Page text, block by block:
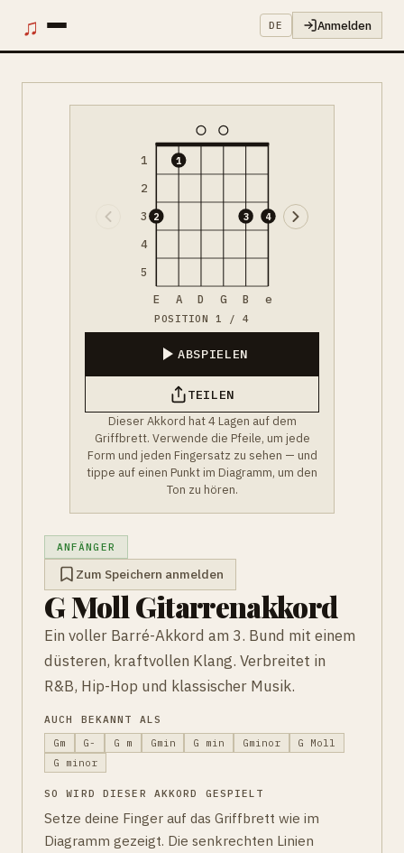
♫ DE Anmelden
1
2
3
4
5
2
1
3 4
E A D G B e
POSITION 1 / 4
ABSPIELEN
TEILEN
Dieser Akkord hat 4 Lagen auf dem
Griffbrett. Verwende die Pfeile, um jede
Form und jeden Fingersatz zu sehen — und
tippe auf einen Punkt im Diagramm, um den
Ton zu hören.
ANFÄNGER
Zum Speichern anmelden
G Moll Gitarrenakkord
Ein voller Barré-Akkord am 3. Bund mit einem
düsteren, kraftvollen Klang. Verbreitet in
R&B, Hip-Hop und klassischer Musik.
AUCH BEKANNT ALS
Gm
G- G m Gmin G min Gminor
G Moll
G minor
SO WIRD DIESER AKKORD GESPIELT
Setze deine Finger auf das Griffbrett wie im
Diagramm gezeigt. Die senkrechten Linien